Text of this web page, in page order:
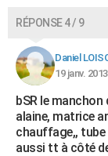
RÉPONSE 4 / 9
Daniel
19 janv.
bSR le manchon
alaine, matrice
chauffage,, tube
aussi tt à côté